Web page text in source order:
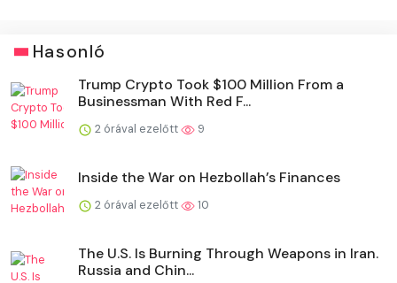
Hasonló
Trump Crypto Took $100 Million From a
Businessman With Red F...
2 órával ezelőtt 9
Inside the War on Hezbollah’s Finances
2 órával ezelőtt 10
The U.S. Is Burning Through Weapons in Iran.
Russia and Chin...